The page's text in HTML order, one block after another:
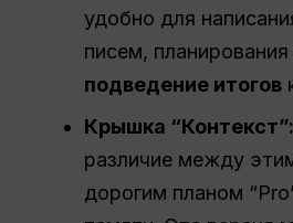
удобно для
писем,
подведение итогов
Крышка “Контекст”:
различие между
дорогим планом